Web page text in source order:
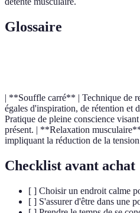
Glossaire
| **Souffle carré** | Technique de
égales d'inspiration, de rétention
Pratique de pleine conscience
présent. | **Relaxation
impliquant la réduction de la tension
Checklist avant achat
[ ] Choisir un endroit calme
[ ] S'assurer d'être dans une